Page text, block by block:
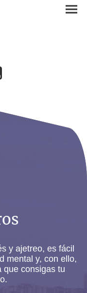
y ajetreo, es fácil
mental y, con ello,
que consigas tu